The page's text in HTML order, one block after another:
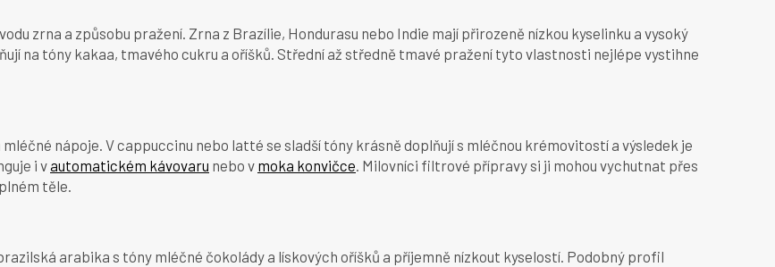
r
v
k
i
s
zrna a způsobu pražení. Zrna z Brazílie, Hondurasu nebo Indie mají přirozeně nízkou kyselinku a vysoký
na tóny kakaa, tmavého cukru a oříšků. Střední až středně tmavé pražení tyto vlastnosti nejlépe vystihne
nápoje. V cappuccinu nebo latté se sladší tóny krásně doplňují s mléčnou krémovitostí a výsledek je
i vautomatickém kávovaru nebo v moka konvičce. Milovníci filtrové přípravy si ji mohou vychutnat přes
těle.
arabika s tóny mléčné čokolády a lískových oříšků a příjemně nízkout kyselostí. Podobný profil